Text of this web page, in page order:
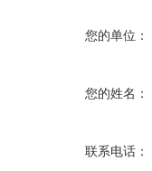
您的单位：
您的姓名：
联系电话：